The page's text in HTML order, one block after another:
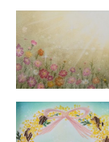
の方々に講座を
【出身地：山口
2019年7月 偶然